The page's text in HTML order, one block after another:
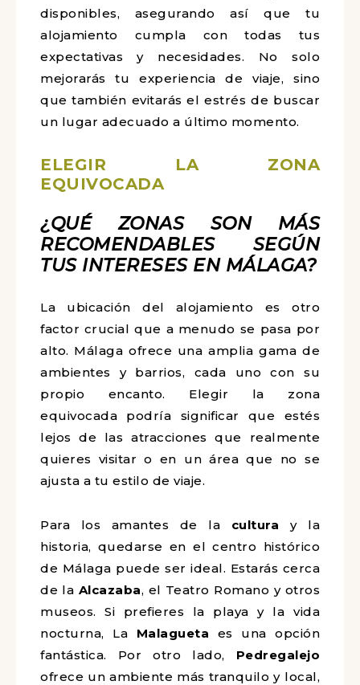
disponibles, asegurando así que tu
alojamiento cumpla con todas tus
expectativas y necesidades. No solo
mejorarás tu experiencia de viaje, sino
que también evitarás el estrés de buscar
un lugar adecuado a último momento.
ELEGIR LA ZONA
EQUIVOCADA
¿QUÉ ZONAS SON MÁS
RECOMENDABLES SEGÚN
TUS INTERESES EN MÁLAGA?
La ubicación del alojamiento es otro
factor crucial que a menudo se pasa por
alto. Málaga ofrece una amplia gama de
ambientes y barrios, cada uno con su
propio encanto. Elegir la zona
equivocada podría significar que estés
lejos de las atracciones que realmente
quieres visitar o en un área que no se
ajusta a tu estilo de viaje.
Para los amantes de la cultura y la
historia, quedarse en el centro histórico
de Málaga puede ser ideal. Estarás cerca
de la Alcazaba, el Teatro Romano y otros
museos. Si prefieres la playa y la vida
nocturna, La Malagueta es una opción
fantástica. Por otro lado, Pedregalejo
ofrece un ambiente más tranquilo y local,